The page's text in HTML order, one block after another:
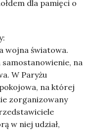
dla pamięci o
wojna światowa.
na
W Paryżu
na której
zorganizowany
w niej udział,